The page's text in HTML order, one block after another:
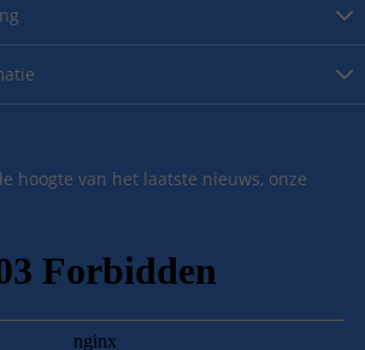
hoogte van het laatste nieuws, onze